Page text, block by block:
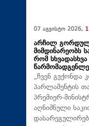
07 აგვისტო 2026,
არჩილ
მიმდინარეობს
რომ
„ჩვენ გვქონდა
პარლამენტის
პრემიერ-
აღნიშნული